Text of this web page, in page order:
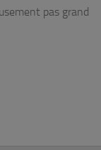
pas grand